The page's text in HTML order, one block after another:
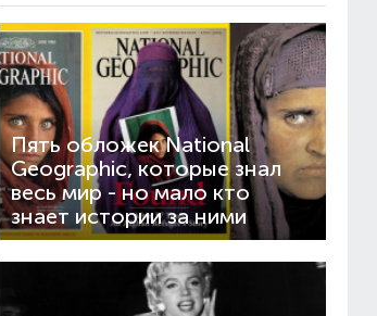
Пять обложек National
Geographic, которые знал
весь мир - но мало кто
знает истории за ними